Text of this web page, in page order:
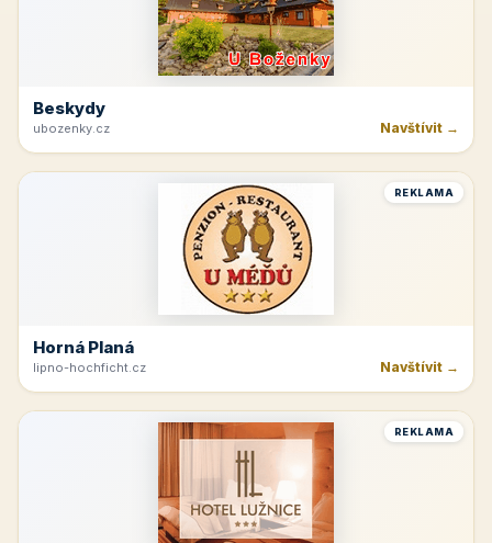
Beskydy
ubozenky.cz Navštívit →
REKLAMA
Horná Planá
lipno-hochficht.cz Navštívit →
REKLAMA